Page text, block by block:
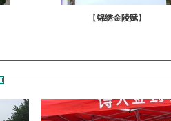
【锦绣金陵赋】